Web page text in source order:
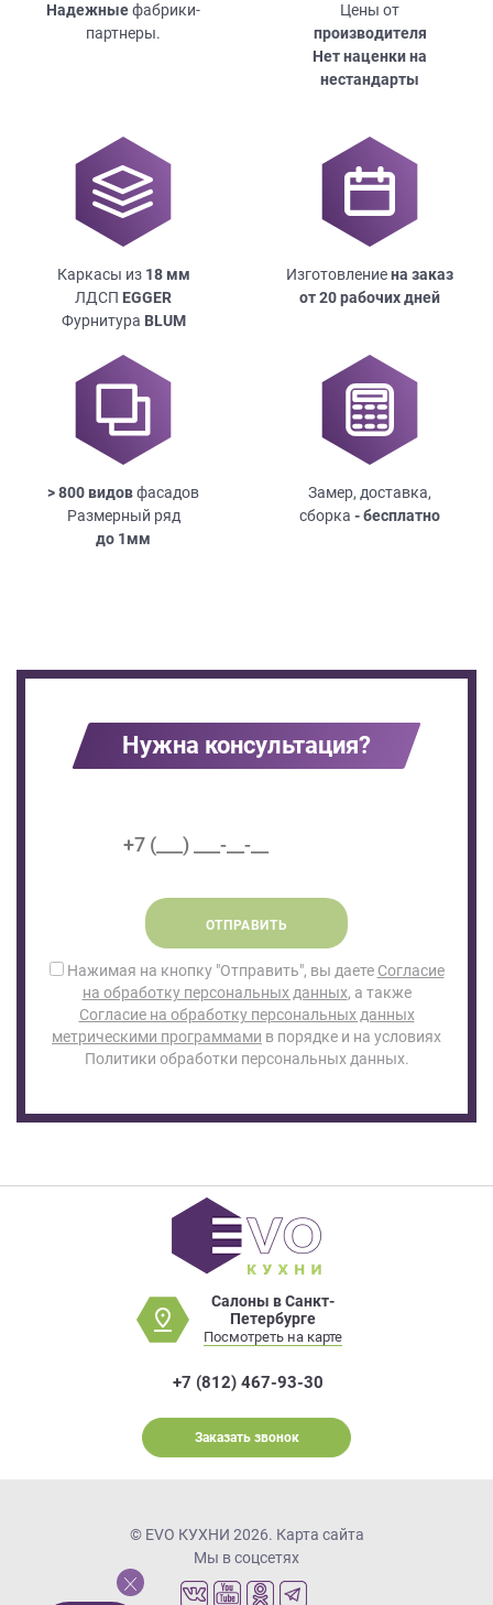
Надежныефабрики-
партнеры.
Цены от
производителя
Нет наценки на
нестандарты
Каркасы из 18мм
ЛДСП EGGER
Фурнитура BLUM
Изготовлениена заказ
от 20 рабочих дней
> 800 видовфасадов
Размерный ряд
до 1мм
Замер, доставка,
сборка - бесплатно
Нужна консультация?
ОТПРАВИТЬ
Нажимая на кнопку "Отправить", вы даете Согласие
на обработку персональных данных, а также
Согласие на обработку персональных данных
метрическими программами в порядке и на условиях
Политики обработки персональных данных.
Салоны в Санкт-
Петербурге
Посмотреть на карте
+7 (812) 467-93-30
Заказать звонок
© EVO КУХНИ 2026. Карта сайта
Мы в соцсетях